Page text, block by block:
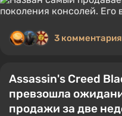
3 комментария
Assassin's Creed
превзошла
продажи за две